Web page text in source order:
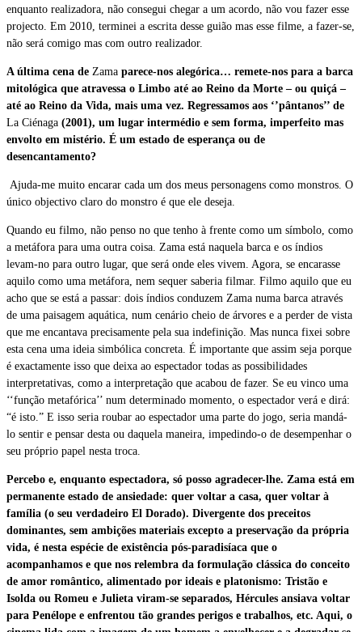
enquanto realizadora, não consegui chegar a um acordo, não vou fazer esse
projecto. Em 2010, terminei a escrita desse guião mas esse filme, a fazer-se,
não será comigo mas com outro realizador.
A última cena de Zama parece-nos alegórica… remete-nos para a barca
mitológica que atravessa o Limbo até ao Reino da Morte – ou quiçá –
até ao Reino da Vida, mais uma vez. Regressamos aos ‘’pântanos’’ de
La Ciénaga (2001), um lugar intermédio e sem forma, imperfeito mas
envolto em mistério. É um estado de esperança ou de
desencantamento?
Ajuda-me muito encarar cada um dos meus personagens como monstros. O
único objectivo claro do monstro é que ele deseja.
Quando eu filmo, não penso no que tenho à frente como um símbolo, como
a metáfora para uma outra coisa. Zama está naquela barca e os índios
levam-no para outro lugar, que será onde eles vivem. Agora, se encarasse
aquilo como uma metáfora, nem sequer saberia filmar. Filmo aquilo que eu
acho que se está a passar: dois índios conduzem Zama numa barca através
de uma paisagem aquática, num cenário cheio de árvores e a perder de vista
que me encantava precisamente pela sua indefinição. Mas nunca fixei sobre
esta cena uma ideia simbólica concreta. É importante que assim seja porque
é exactamente isso que deixa ao espectador todas as possibilidades
interpretativas, como a interpretação que acabou de fazer. Se eu vinco uma
‘‘função metafórica’’ num determinado momento, o espectador verá e dirá:
“é isto.” E isso seria roubar ao espectador uma parte do jogo, seria mandá-
lo sentir e pensar desta ou daquela maneira, impedindo-o de desempenhar o
seu próprio papel nesta troca.
Percebo e, enquanto espectadora, só posso agradecer-lhe. Zama está em
permanente estado de ansiedade: quer voltar a casa, quer voltar à
família (o seu verdadeiro El Dorado). Divergente dos preceitos
dominantes, sem ambições materiais excepto a preservação da própria
vida, é nesta espécie de existência pós-paradisíaca que o
acompanhamos e que nos relembra da formulação clássica do conceito
de amor romântico, alimentado por ideais e platonismo: Tristão e
Isolda ou Romeu e Julieta viram-se separados, Hércules ansiava voltar
para Penélope e enfrentou tão grandes perigos e trabalhos, etc. Aqui, o